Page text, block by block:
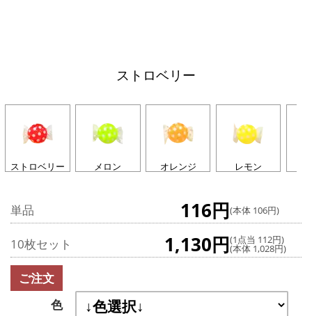
ストロベリー
ストロベリー メロン オレンジ レモン
単品 116円(本体 106円)
10枚セット 1,130円(1点当 112円)
(本体 1,028円)
ご注文
色